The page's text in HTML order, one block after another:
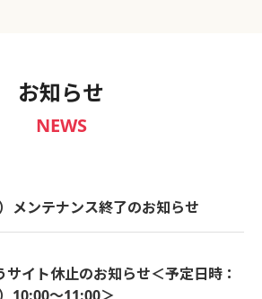
お知らせ
NEWS
メンテナンス終了のお知らせ
イト休止のお知らせ＜予定日時：